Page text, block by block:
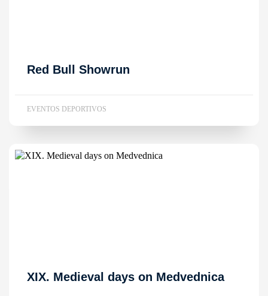
Red Bull Showrun
EVENTOS DEPORTIVOS
XIX. Medieval days on Medvednica